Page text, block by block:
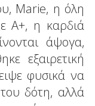
Marie, η όλη
Α+, η καρδιά
άψογα,
εξαιρετική
φυσικά να
του δότη, αλλά